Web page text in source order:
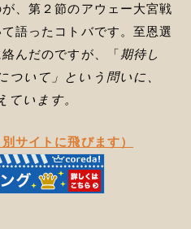
、第２節のアウェー大宮戦
語ったコトバです。至恩選
んだのですが、「期待し
ついて」という問いに、
ています。
サイトに飛びます）